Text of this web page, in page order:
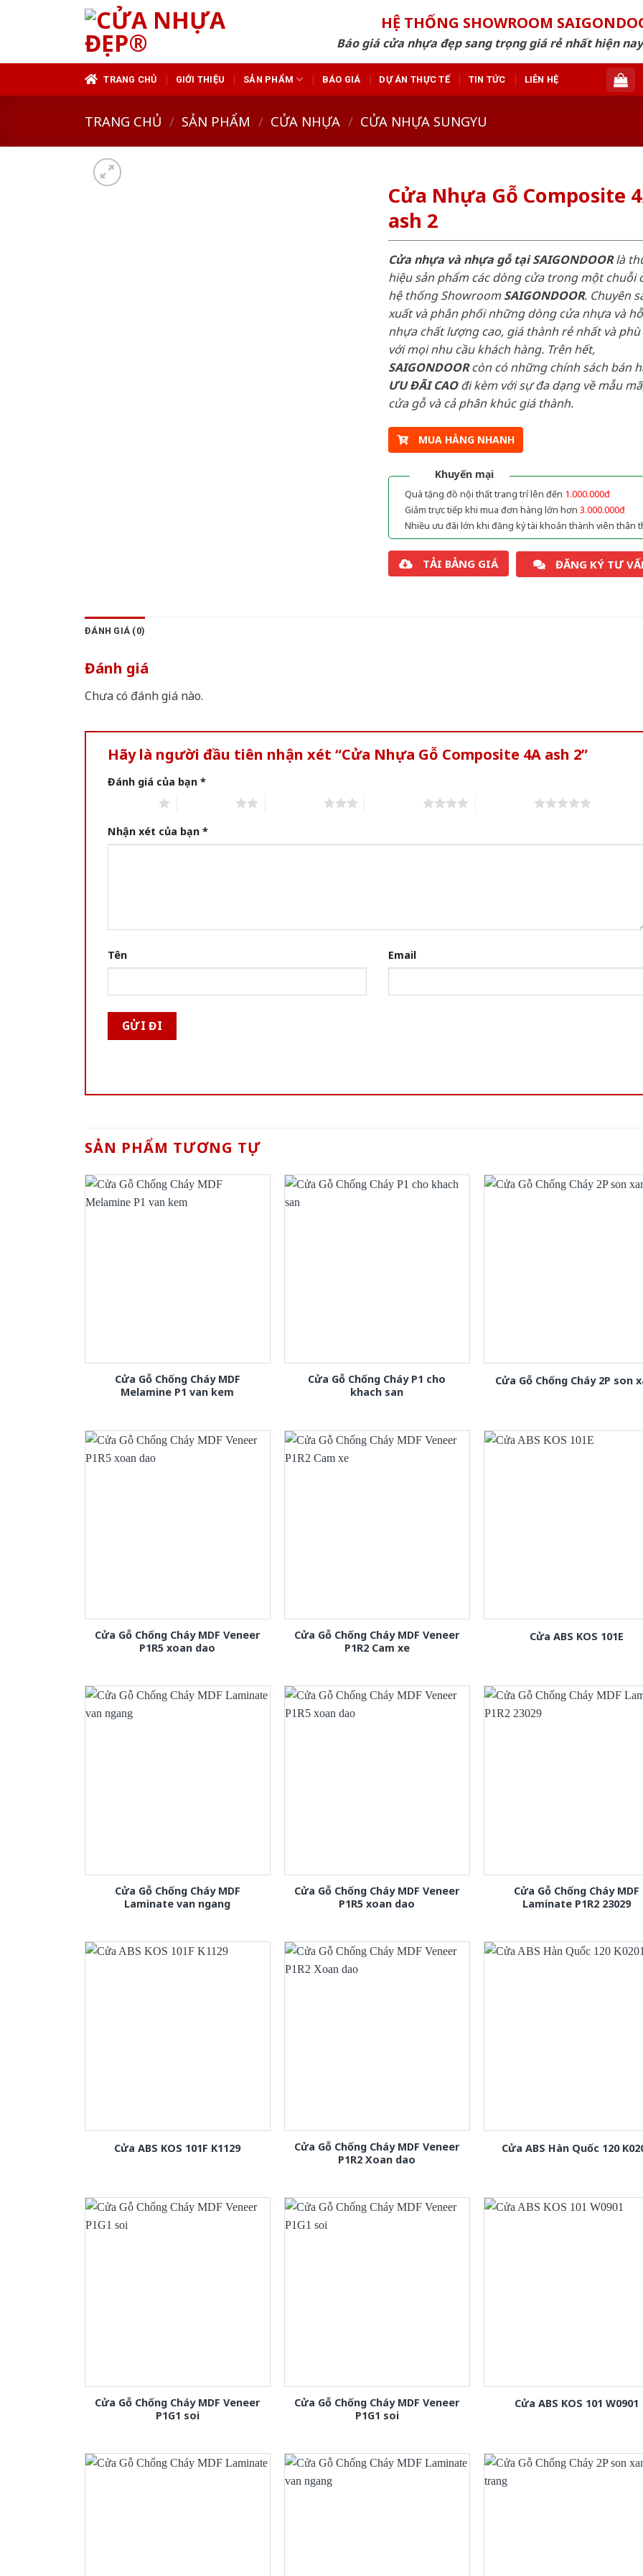
HỆ THỐNG SHOWROOM
Báo giá cửa nhựa đẹp sang trọng giá rẻ nhất hiện nay
TRANG CHỦ GIỚI THIỆU SẢN PHẨM BÁO GIÁ DỰ ÁN THỰC TẾ TIN TỨC LIÊN HỆ
TRANG CHỦ / SẢN PHẨM / CỬA NHỰA / CỬA NHỰA SUNGYU
Cửa Nhựa Gỗ Composite
ash 2
Cửa nhựa và nhựa gỗ tại SAIGONDOORlà
hiệu sản phẩm các dòng cửa trong một chuỗi
hệ thống ShowroomSAIGONDOOR. Chuyên
xuất và phân phối những dòng cửa nhựa và
nhựa chất lượng cao, giá thành rẻ nhất và
với mọi nhu cầu khách hàng. Trên hết,
SAIGONDOORcòn có những chính sách bán
ƯU ĐÃI CAOđi kèm với sự đa dạng về mẫu
cửa gỗ và cả phân khúc giá thành.
MUA HÀNG NHANH
Khuyến mại
Quà tặng đồ nội thất trang trí lên đến 1.000.000đ
Giảm trực tiếp khi mua đơn hàng lớn hơn 3.000.000đ
Nhiều ưu đãi lớn khi đăng ký tài khoản thành viên thân
TẢI BẢNG GIÁ ĐĂNG KÝ TƯ
ĐÁNH GIÁ (0)
Đánh giá
Chưa có đánh giá nào.
Hãy là người đầu tiên nhận xét “Cửa Nhựa Gỗ Composite 4A ash 2”
Đánh giá của bạn *
Nhận xét của bạn *
Tên Email
SẢN PHẨM TƯƠNG TỰ
Cửa Gỗ Chống Cháy MDF
Melamine P1 van kem
Cửa Gỗ Chống Cháy P1 cho
khach san
Cửa Gỗ Chống Cháy 2P son
Cửa Gỗ Chống Cháy MDF Veneer
P1R5 xoan dao
Cửa Gỗ Chống Cháy MDF Veneer
P1R2 Cam xe
Cửa ABS KOS 101E
Cửa Gỗ Chống Cháy MDF
Laminate van ngang
Cửa Gỗ Chống Cháy MDF Veneer
P1R5 xoan dao
Cửa Gỗ Chống Cháy MDF
Laminate P1R2 23029
Cửa ABS KOS 101F K1129
Cửa Gỗ Chống Cháy MDF Veneer
P1R2 Xoan dao
Cửa ABS Hàn Quốc 120
Cửa Gỗ Chống Cháy MDF Veneer
P1G1 soi
Cửa Gỗ Chống Cháy MDF Veneer
P1G1 soi
Cửa ABS KOS 101 W0901